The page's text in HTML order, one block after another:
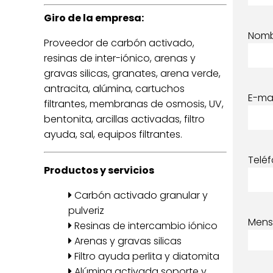
Giro de la empresa:
Proveedor de carbón activado,
resinas de inter-iónico, arenas y
gravas silicas, granates, arena verde,
antracita, alúmina, cartuchos
filtrantes, membranas de osmosis, UV,
bentonita, arcillas activadas, filtro
ayuda, sal, equipos filtrantes.
Productos y servicios
Carbón activado granular y
pulveriz
Resinas de intercambio iónico
Arenas y gravas silicas
Filtro ayuda perlita y diatomita
E-